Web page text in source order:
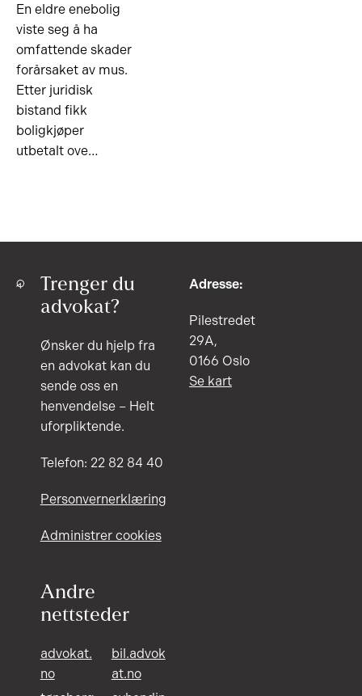
En eldre enebolig
viste seg å ha
omfattende skader
forårsaket av mus.
Etter juridisk
bistand fikk
boligkjøper
utbetalt ove…
Trenger du
advokat?
Ønsker du hjelp fra
en advokat kan du
sende oss en
henvendelse – Helt
uforpliktende.
Telefon: 22 82 84 40
Personvernerklæring
Administrer cookies
Andre
nettsteder
advokat.
no
bil.advok
at.no
Adresse:
Pilestredet
29A,
0166 Oslo
Se kart